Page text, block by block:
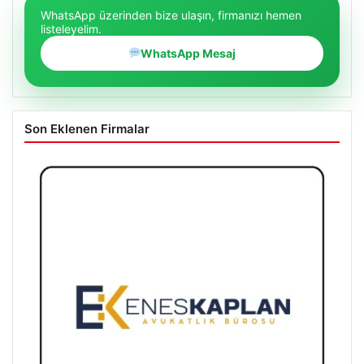
WhatsApp üzerinden bize ulaşın, firmanızı hemen
listeleyelim.
WhatsApp Mesaj
Son Eklenen Firmalar